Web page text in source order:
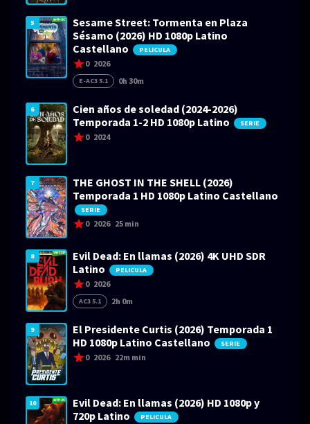
5
Sesame Street: Tormenta en Plaza
Sésamo (2026) HD 1080p Latino
Castellano
PELICULA
0 2026
E-AC3 5.1 0h 30m
6
Cien años de soledad (2024-2026)
Temporada 1-2 HD 1080p Latino
SERIE
0 2024
7
THE GHOST IN THE SHELL (2026)
Temporada 1 HD 1080p Latino Castellano
SERIE
0 2026 25 min
8
Evil Dead: En llamas (2026) 4K UHD SDR
Latino
PELICULA
0 2026
AC3 5.1 2h 0m
9
El Presidente Curtis (2026) Temporada 1
HD 1080p Latino Castellano
SERIE
0 2026 22m min
10
Evil Dead: En llamas (2026) HD 1080p y
720p Latino
PELICULA